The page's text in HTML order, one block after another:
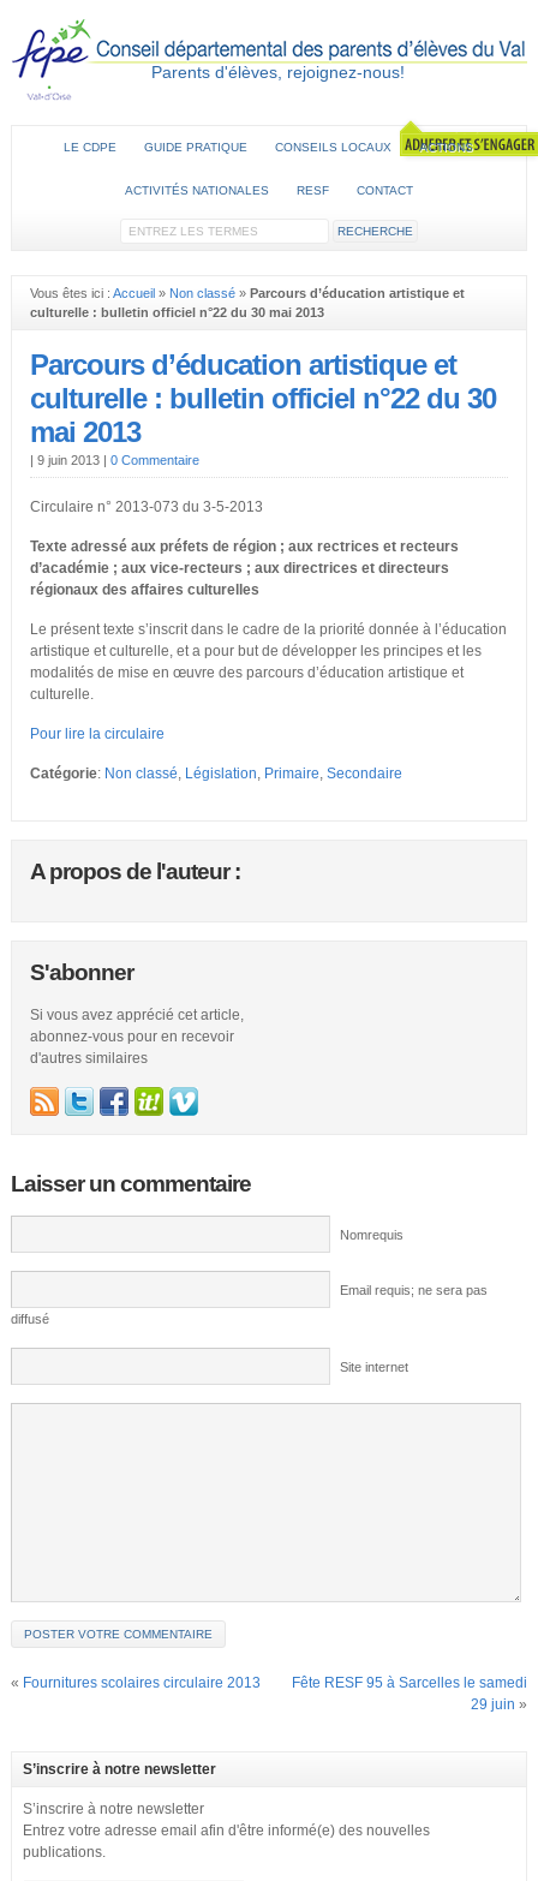
Parents d'élèves, rejoignez-nous!
LE CDPE GUIDE PRATIQUE CONSEILS LOCAUX ACTIONS
ACTIVITÉS NATIONALES RESF CONTACT
Vous êtes ici : Accueil» Non classé» Parcours d’éducation artistique et
culturelle : bulletin officiel n°22 du 30 mai 2013
Parcours d’éducation artistique et
culturelle : bulletin officiel n°22 du 30
mai 2013
| 9 juin 2013 | 0 Commentaire
Circulaire n° 2013-073 du 3-5-2013
Texte adressé aux préfets de région ; aux rectrices et recteurs
d’académie ; aux vice-recteurs ; aux directrices et directeurs
régionaux des affaires culturelles
Le présent texte s’inscrit dans le cadre de la priorité donnée à l’éducation
artistique et culturelle, et a pour but de développer les principes et les
modalités de mise en œuvre des parcours d’éducation artistique et
culturelle.
Pour lire la circulaire
Catégorie: Non classé, Législation, Primaire, Secondaire
A propos de l'auteur :
S'abonner
Si vous avez apprécié cet article,
abonnez-vous pour en recevoir
d'autres similaires
Laisser un commentaire
Nomrequis
Email requis; ne sera pas
diffusé
Site internet
« Fournitures scolaires circulaire 2013
Fête RESF 95 à Sarcelles le samedi
29 juin »
S’inscrire à notre newsletter
S’inscrire à notre newsletter
Entrez votre adresse email afin d'être informé(e) des nouvelles
publications.